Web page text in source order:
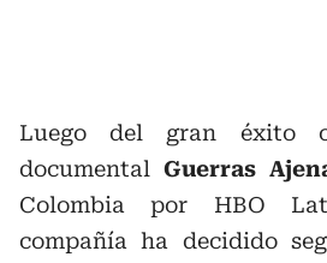
Luego del gran éxito
documental Guerras
Colombia por HBO
compañía ha decidido